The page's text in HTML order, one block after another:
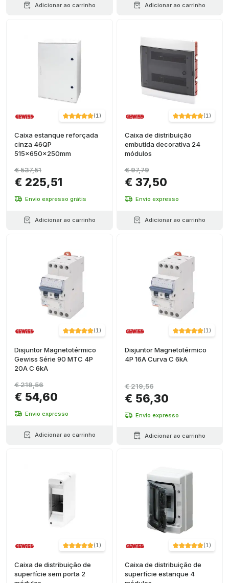
Adicionar ao carrinho Adicionar ao carrinho
(1)
Caixa estanque reforçada
cinza 46QP
515x650x250mm
€ 225,51
€ 537,51
Envio expresso grátis
Adicionar ao carrinho
(1)
Caixa de distribuição
embutida decorativa 24
módulos
€ 37,50
€ 97,79
Envio expresso
Adicionar ao carrinho
(1)
Disjuntor Magnetotérmico
Gewiss Série 90 MTC 4P
20A C 6kA
€ 54,60
€ 219,56
Envio expresso
Adicionar ao carrinho
(1)
Disjuntor Magnetotérmico
4P 16A Curva C 6kA
€ 56,30
€ 219,56
Envio expresso
Adicionar ao carrinho
(1)
Caixa de distribuição de
superfície sem porta 2
(1)
Caixa de distribuição de
superfície estanque 4